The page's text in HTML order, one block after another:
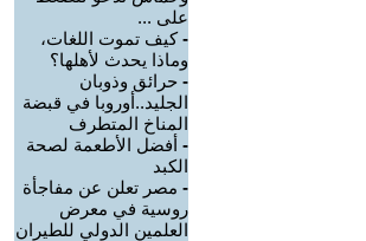
على ...
-كيف تموت اللغات،
وماذا يحدث لأهلها؟
- حرائق وذوبان
الجليد..أوروبا في قبضة
المناخ المتطرف
- أفضل الأطعمة لصحة
الكبد
- مصر تعلن عن مفاجأة
روسية في معرض
العلمين الدولي للطيران